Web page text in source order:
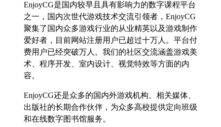
EnjoyCG是国内较早且具有影响力的数字课程平台
之一，国内次世代游戏技术交流引领者，EnjoyCG
聚集了国内众多游戏行业的从业精英以及游戏制作
爱好者，目前网站注册用户已超过十万人。平台付
费用户已经突破万人。我们的社区交流涵盖游戏美
术、程序开发、室内设计、视觉特效等方面的内
容。
EnjoyCG还是众多的国内外游戏机构、相关媒体、
出版社的长期合作伙伴，为众多高校提供定向班级
和在线数字图书馆服务。